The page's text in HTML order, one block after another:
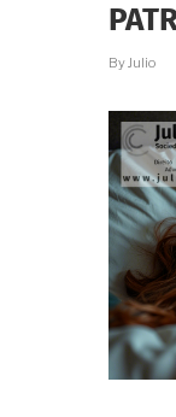
By Julio